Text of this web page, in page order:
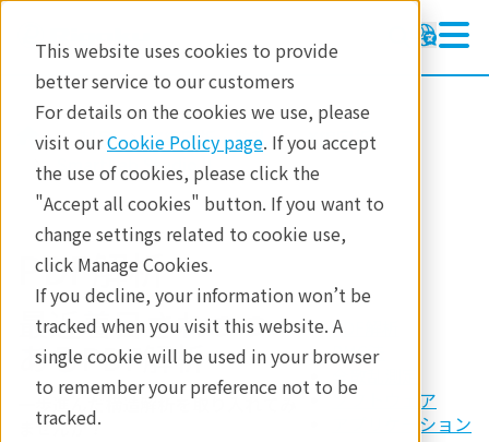
This website uses cookies to provide
better service to our customers
For details on the cookies we use, please
visit ourCookie Policy page. If you accept
the use of cookies, please click the
"Accept all cookies" button. If you want to
change settings related to cookie use,
click Manage Cookies.
If you decline, your information won’t be
tracked when you visit this website. A
single cookie will be used in your browser
to remember your preference not to be
tracked.
製品 X線回折・散乱
X線回折
SmartLab Studio II
PDF解析
PDF解析
RMC法
全散乱測定
ソフトウェア
アプリケーション
最近着目されつつ
あるPDF解析
一歩進んだ構造解析を取り入れてみ
ませんか？